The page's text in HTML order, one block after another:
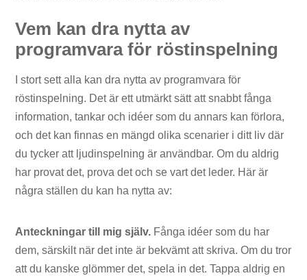
Vem kan dra nytta av
programvara för röstinspelning
I stort sett alla kan dra nytta av programvara för
röstinspelning. Det är ett utmärkt sätt att snabbt fånga
information, tankar och idéer som du annars kan förlora,
och det kan finnas en mängd olika scenarier i ditt liv där
du tycker att ljudinspelning är användbar. Om du aldrig
har provat det, prova det och se vart det leder. Här är
några ställen du kan ha nytta av:
Anteckningar till mig själv. Fånga idéer som du har
dem, särskilt när det inte är bekvämt att skriva. Om du tror
att du kanske glömmer det, spela in det. Tappa aldrig en